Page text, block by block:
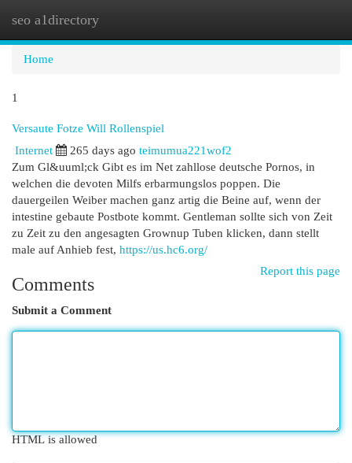
seo a1directory
Home
1
Versaute Fotze Will Rollenspiel
Internet 265 days ago teimumua221wof2
Zum Gl&uuml;ck Gibt es im Net zahllose deutsche Pornos, in
welchen die devoten Milfs erbarmungslos poppen. Die
dauergeilen Weiber machen ganz artig die Beine auf, wenn der
intestine gebaute Postbote kommt. Gentleman sollte sich von Zeit
zu Zeit zu den angesagten Grownup Tuben klicken, dann stellt
male auf Anhieb fest, https://us.hc6.org/
Report this page
Comments
Submit a Comment
HTML is allowed